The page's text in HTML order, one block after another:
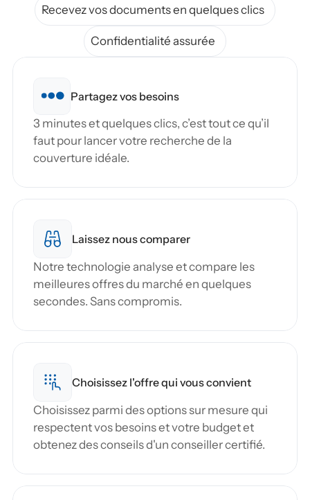
Recevez vos documents en quelques clics
Confidentialité assurée
Partagez vos besoins
3 minutes et quelques clics, c’est tout ce qu’il
faut pour lancer votre recherche de la
couverture idéale.
Laissez nous comparer
Notre technologie analyse et compare les
meilleures offres du marché en quelques
secondes. Sans compromis.
Choisissez l'offre qui vous convient
Choisissez parmi des options sur mesure qui
respectent vos besoins et votre budget et
obtenez des conseils d'un conseiller certifié.